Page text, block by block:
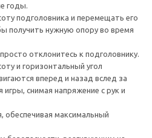
годы.
подголовника и перемещать его
получить нужную опору во время
отклонитесь к подголовнику.
и горизонтальный угол
вперед и назад вслед за
снимая напряжение с рук и
обеспечивая максимальный